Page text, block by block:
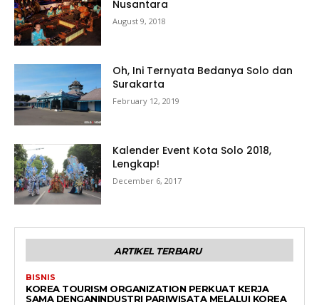
Nusantara
August 9, 2018
Oh, Ini Ternyata Bedanya Solo dan
Surakarta
February 12, 2019
Kalender Event Kota Solo 2018,
Lengkap!
December 6, 2017
ARTIKEL TERBARU
BISNIS
KOREA TOURISM ORGANIZATION PERKUAT KERJA
SAMA DENGANINDUSTRI PARIWISATA MELALUI KOREA